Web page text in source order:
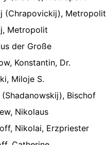
(Chrapovickij), Metropolit
Metropolit
der Große
Konstantin, Dr.
Miloje S.
(Shadanowskij), Bischof
Nikolaus
Nikolai, Erzpriester